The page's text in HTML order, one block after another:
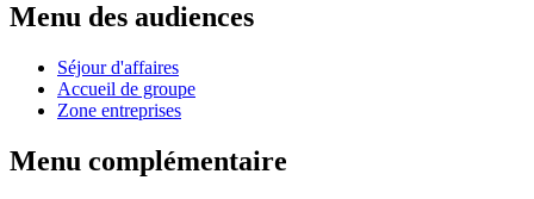
Menu des audiences
Séjour d'affaires
Accueil de groupe
Zone entreprises
Menu complémentaire